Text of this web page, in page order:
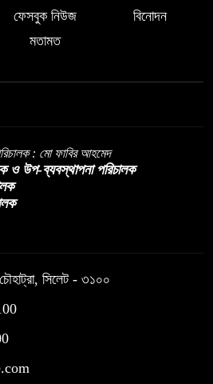
ট্রাম্পকে ‘রাজার খোঁচা’ দিলেন ব্রিটিশ
ফেসবুক নিউজ
বিনোদন
মতামত
: মো ফাবির আহমেদ
ও উপ-ব্যবস্থাপনা পরিচালক
সিলেট - ৩১০০